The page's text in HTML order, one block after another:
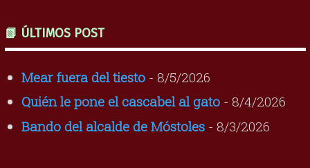
📗 ÚLTIMOS POST
Mear fuera del tiesto- 8/5/2026
Quién le pone el cascabel al gato- 8/4/2026
Bando del alcalde de Móstoles- 8/3/2026